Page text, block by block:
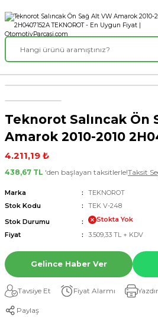
Teknorot Salıncak Ön
Amarok 2010-2010
4.211,19 ₺
438,67 TL 'den başlayan taksitlerle!Taksit
Marka
TEKNOROT
Stok Kodu
TEK V-248
Stok Durumu
Stokta Yok
Fiyat
3.509,33 TL + KDV
Gelince Haber Ver
Tavsiye Et Fiyat Alarmı Yazdır
Paylaş